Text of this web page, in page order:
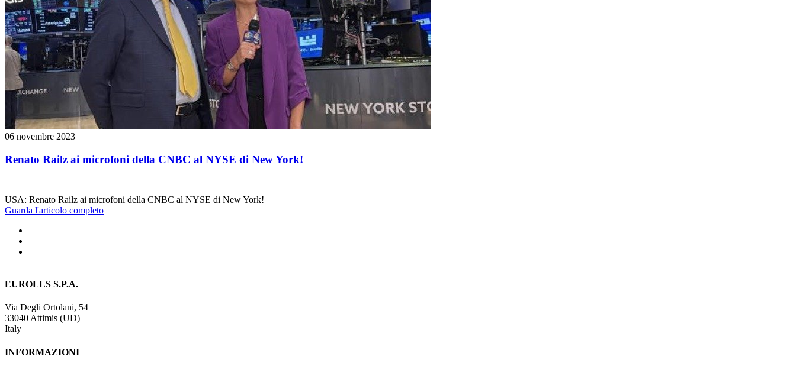
06 novembre 2023
Renato Railz ai microfoni della CNBC al NYSE di New York!
USA: Renato Railz ai microfoni della CNBC al NYSE di New York!
Guarda l'articolo completo
EUROLLS S.P.A.
Via Degli Ortolani, 54
33040 Attimis (UD)
Italy
INFORMAZIONI